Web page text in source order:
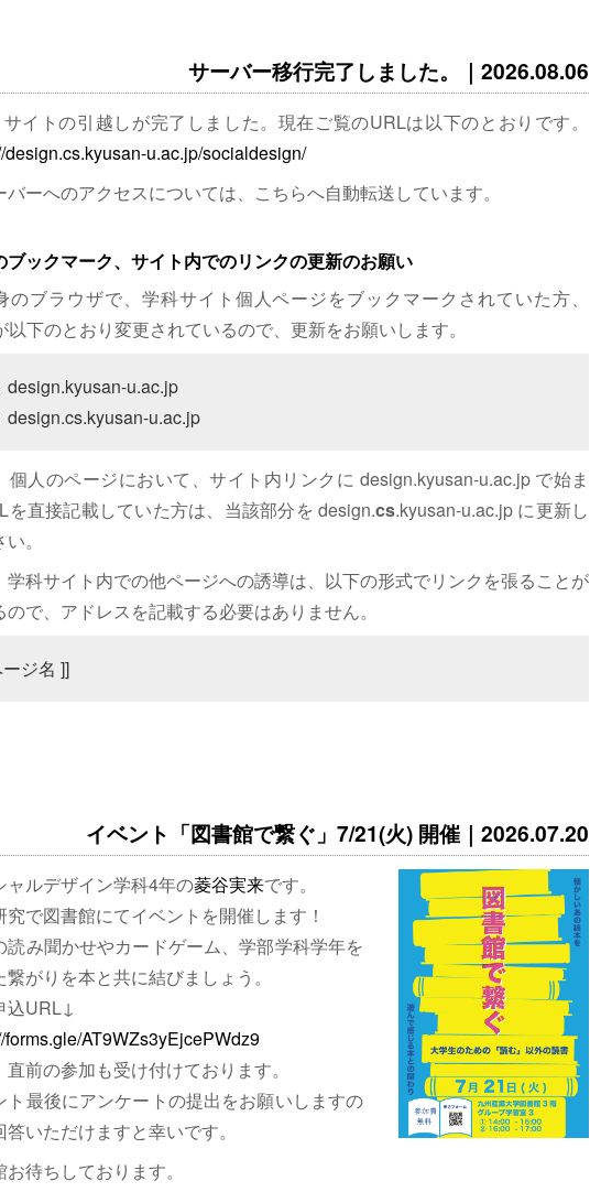
サーバー移行完了しました。｜2026.08.06
サイトの引越しが完了しました。現在ご覧のURLは以下のとおりです。
design.cs.kyusan-u.ac.jp/socialdesign/
バーへのアクセスについては、こちらへ自動転送しています。
ブックマーク、サイト内でのリンクの更新のお願い
のブラウザで、学科サイト個人ページをブックマークされていた方、
以下のとおり変更されているので、更新をお願いします。
design.kyusan-u.ac.jp
design.cs.kyusan-u.ac.jp
個人のページにおいて、サイト内リンクに design.kyusan-u.ac.jp で始ま
を直接記載していた方は、当該部分を design.cs.kyusan-u.ac.jp に更新し
。
学科サイト内での他ページへの誘導は、以下の形式でリンクを張ることが
ので、アドレスを記載する必要はありません。
ジ名 ]]
イベント「図書館で繋ぐ」7/21(火) 開催｜2026.07.20
ャルデザイン学科4年の菱谷実来です。
究で図書館にてイベントを開催します！
読み聞かせやカードゲーム、学部学科学年を
繋がりを本と共に結びましょう。
込URL↓
forms.gle/AT9WZs3yEjcePWdz9
直前の参加も受け付けております。
ト最後にアンケートの提出をお願いしますの
答いただけますと幸いです。
お待ちしております。